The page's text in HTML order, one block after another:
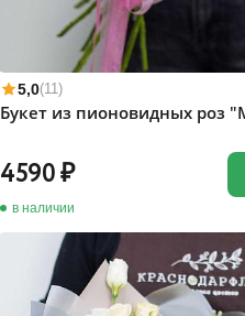
5,0(11)
Букет из пионовидных роз
4590
в наличии